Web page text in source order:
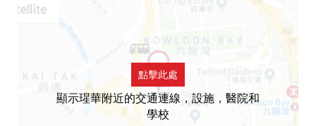
點擊此處
顯示瑆華附近的交通連線，設施，醫院和
學校